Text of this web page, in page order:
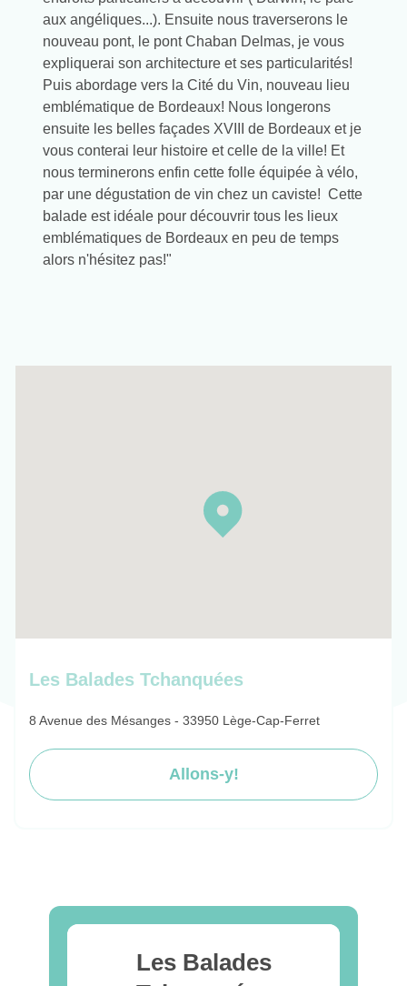
aux angéliques...). Ensuite nous traverserons le
nouveau pont, le pont Chaban Delmas, je vous
expliquerai son architecture et ses particularités!
Puis abordage vers la Cité du Vin, nouveau lieu
emblématique de Bordeaux! Nous longerons
ensuite les belles façades XVIII de Bordeaux et je
vous conterai leur histoire et celle de la ville! Et
nous terminerons enfin cette folle équipée à vélo,
par une dégustation de vin chez un caviste! ​ Cette
balade est idéale pour découvrir tous les lieux
emblématiques de Bordeaux en peu de temps
alors n'hésitez pas!"
Les Balades Tchanquées
8 Avenue des Mésanges - 33950 Lège-Cap-Ferret
Allons-y!
Les Balades